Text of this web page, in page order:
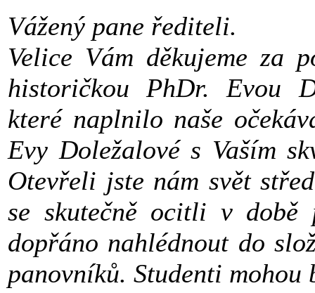
Vážený pane řediteli.
Velice Vám děkujeme za
historičkou PhDr. Evou
které naplnilo naše
Evy Doležalové s Vaším
Otevřeli jste nám svět
se skutečně ocitli v
dopřáno nahlédnout do
panovníků. Studenti